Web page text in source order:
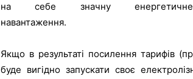
на себе значну енергетичне
навантаження.
Якщо в результаті посилення тарифів
буде вигідно запускати своє